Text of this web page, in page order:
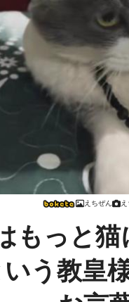
えちぜん
もっと
う教皇